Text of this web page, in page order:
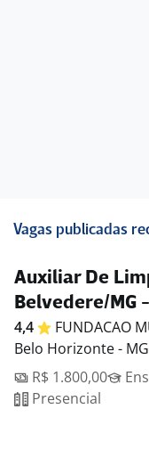
Vagas publicadas
Auxiliar De
Belvedere/MG
4,4 FUNDACAO
Belo Horizonte - MG
R$ 1.800,00
Presencial